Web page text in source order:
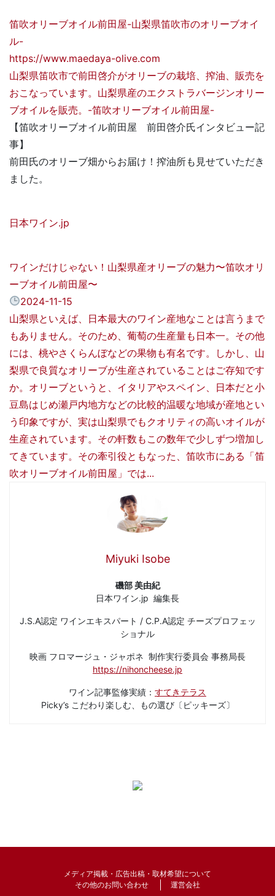
笛吹オリーブオイル前田屋-山梨県笛吹市のオリーブオイ
ル-
https://www.maedaya-olive.com
山梨県笛吹市で前田啓介がオリーブの栽培、搾油、販売を
おこなっています。山梨県産のエクストラバージンオリー
ブオイルを販売。-笛吹オリーブオイル前田屋-
【笛吹オリーブオイル前田屋 前田啓介氏インタビュー記
事】
前田氏のオリーブ畑からお届け！搾油所も見せていただき
ました。
日本ワイン.jp
ワインだけじゃない！山梨県産オリーブの魅力〜笛吹オリ
ーブオイル前田屋〜
2024-11-15
山梨県といえば、日本最大のワイン産地なことは言うまで
もありません。そのため、葡萄の生産量も日本一。その他
には、桃やさくらんぼなどの果物も有名です。しかし、山
梨県で良質なオリーブが生産されていることはご存知です
か。オリーブというと、イタリアやスペイン、日本だと小
豆島はじめ瀬戸内地方などの比較的温暖な地域が産地とい
う印象ですが、実は山梨県でもクオリティの高いオイルが
生産されています。その軒数もこの数年で少しずつ増加し
てきています。その牽引役ともなった、笛吹市にある「笛
吹オリーブオイル前田屋」では...
Miyuki Isobe
磯部 美由紀
日本ワイン.jp 編集長
J.S.A認定 ワインエキスパート / C.P.A認定 チーズプロフェッ
ショナル
映画 フロマージュ・ジャポネ 制作実行委員会 事務局長
https://nihoncheese.jp
ワイン記事監修実績： すてきテラス
Picky’s こだわり楽しむ、もの選び〔ピッキーズ〕
メディア掲載・広告出稿・取材希望について
その他のお問い合わせ
運営会社